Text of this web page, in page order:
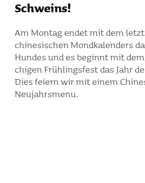
Schweins!
Am Montag endet mit dem
chine­si­schen Mond­ka­len­ders
Hundes und es beginnt mit
chigen Früh­lings­fest das Jahr
Dies feiern wir mit einem
Neujahrs­menu.